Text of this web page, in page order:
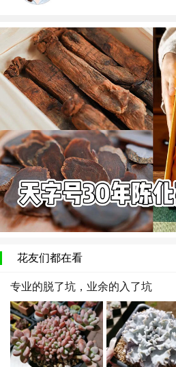
花友们都在看
专业的脱了坑，业余的入了坑